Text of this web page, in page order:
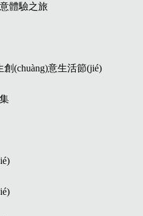
體驗之旅
(chuàng)意生活節(jié)